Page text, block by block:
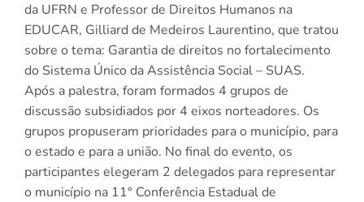
da UFRN e Professor de Direitos Humanos na
EDUCAR, Gilliard de Medeiros Laurentino, que tratou
sobre o tema: Garantia de direitos no fortalecimento
do Sistema Único da Assistência Social – SUAS.
Após a palestra, foram formados 4 grupos de
discussão subsidiados por 4 eixos norteadores. Os
grupos propuseram prioridades para o município, para
o estado e para a união. No final do evento, os
participantes elegeram 2 delegados para representar
o município na 11° Conferência Estadual de